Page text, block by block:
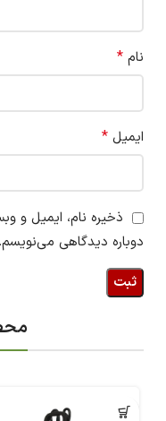
نام *
ایمیل *
ذخیره نام، ایمیل و
دوباره دیدگاهی می‌نویسم.